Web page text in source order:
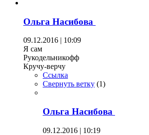
Ольга Насибова
09.12.2016 | 10:09
Я сам
Рукодельникофф
Кручу-верчу
Ссылка
Свернуть ветку (1)
Ольга Насибова
09.12.2016 | 10:19